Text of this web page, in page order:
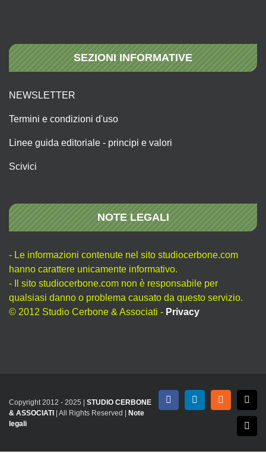
SEZIONI INFORMATIVE
NEWSLETTER
Termini e condizioni d'uso
Linee guida editoriale - principi e valori
Scivici
NOTE LEGALI
- Le informazioni contenute nel sito studiocerbone.com
hanno carattere unicamente informativo.
- Il sito studiocerbone.com non è responsabile per
qualsiasi danno o problema causato da questo servizio.
© 2012 Studio Cerbone & Associati - Privacy
Copyright 2012 - 2025 | STUDIO CERBONE
& ASSOCIATI
| All Rights Reserved |
Note
legali
FacebookLinkedInRss X